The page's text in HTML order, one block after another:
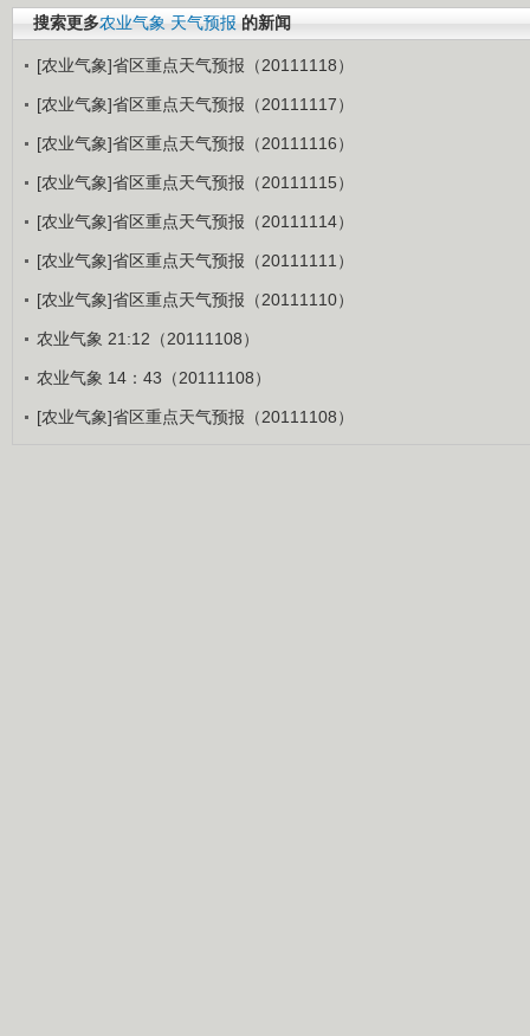
搜索更多农业气象 天气预报 的新闻
[农业气象]省区重点天气预报（20111118）
[农业气象]省区重点天气预报（20111117）
[农业气象]省区重点天气预报（20111116）
[农业气象]省区重点天气预报（20111115）
[农业气象]省区重点天气预报（20111114）
[农业气象]省区重点天气预报（20111111）
[农业气象]省区重点天气预报（20111110）
农业气象 21:12（20111108）
农业气象 14：43（20111108）
[农业气象]省区重点天气预报（20111108）